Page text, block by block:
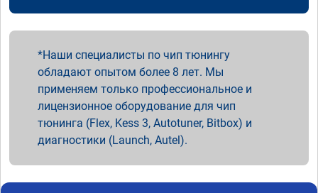
Наши специалисты по чип тюнингу
обладают опытом более 8 лет. Мы
применяем только профессиональное и
лицензионное оборудование для чип
тюнинга (Flex, Kess 3, Autotuner, Bitbox) и
диагностики (Launch, Autel).